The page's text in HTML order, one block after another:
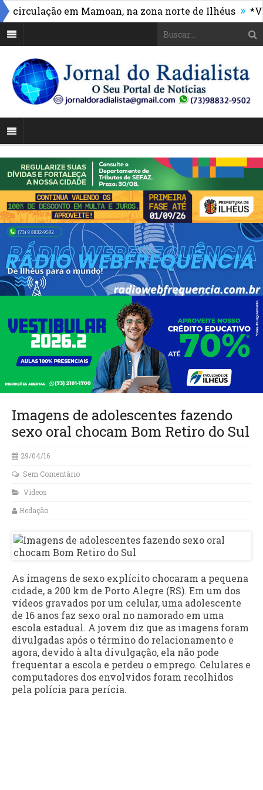
em Mamoan, na zona norte de Ilhéus »
Imagens de adolescentes fazendo
sexo oral chocam Bom Retiro do Sul
29/04/16
Sem Comentário
Videos
Redação
As imagens de sexo explícito chocaram a pequena
cidade, a 200 km de Porto Alegre (RS). Em um dos
vídeos gravados por um celular, uma adolescente
de 16 anos faz sexo oral no namorado em uma
escola estadual. A jovem diz que as imagens foram
divulgadas após o término do relacionamento e
agora, devido à alta divulgação, ela não pode
frequentar a escola e perdeu o emprego. Celulares e
computadores dos envolvidos foram recolhidos
pela polícia para perícia.